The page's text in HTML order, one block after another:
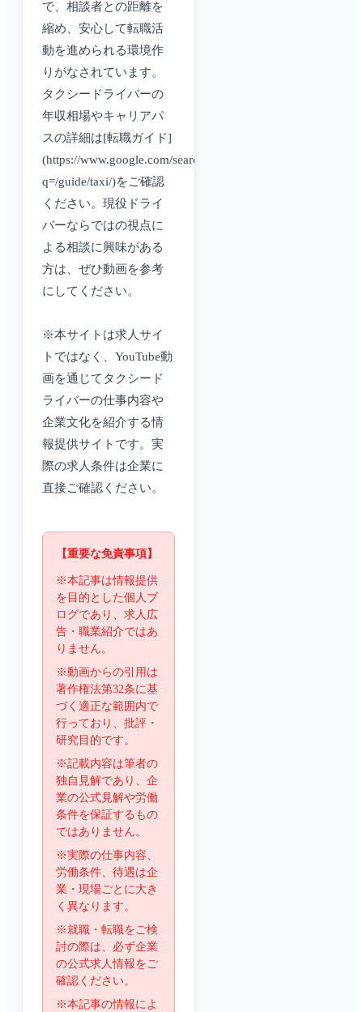
で、相談者との距離を
縮め、安心して転職活
動を進められる環境作
りがなされています。
タクシードライバーの
年収相場やキャリアパ
スの詳細は[転職ガイド]
(https://www.google.com/search?
q=/guide/taxi/)をご確認
ください。現役ドライ
バーならではの視点に
よる相談に興味がある
方は、ぜひ動画を参考
にしてください。
※本サイトは求人サイ
トではなく、YouTube動
画を通じてタクシード
ライバーの仕事内容や
企業文化を紹介する情
報提供サイトです。実
際の求人条件は企業に
直接ご確認ください。
【重要な免責事項】
※本記事は情報提供
を目的とした個人ブ
ログであり、求人広
告・職業紹介ではあ
りません。
※動画からの引用は
著作権法第32条に基
づく適正な範囲内で
行っており、批評・
研究目的です。
※記載内容は筆者の
独自見解であり、企
業の公式見解や労働
条件を保証するもの
ではありません。
※実際の仕事内容、
労働条件、待遇は企
業・現場ごとに大き
く異なります。
※就職・転職をご検
討の際は、必ず企業
の公式求人情報をご
確認ください。
※本記事の情報によ